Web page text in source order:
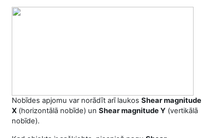
Nobīdes apjomu var norādīt arī laukos Shear magnitude
X (horizontālā nobīde) un Shear magnitude Y (vertikālā
nobīde).